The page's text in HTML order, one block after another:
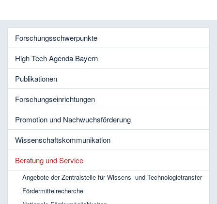
Forschungsschwerpunkte
High Tech Agenda Bayern
Publikationen
Forschungseinrichtungen
Promotion und Nachwuchsförderung
Wissenschaftskommunikation
Beratung und Service
Angebote der Zentralstelle für Wissens- und Technologietransfer
Fördermittelrecherche